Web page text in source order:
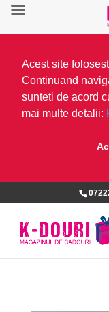
Acest site
Continuand
sunteti de acord
mai multe detalii: